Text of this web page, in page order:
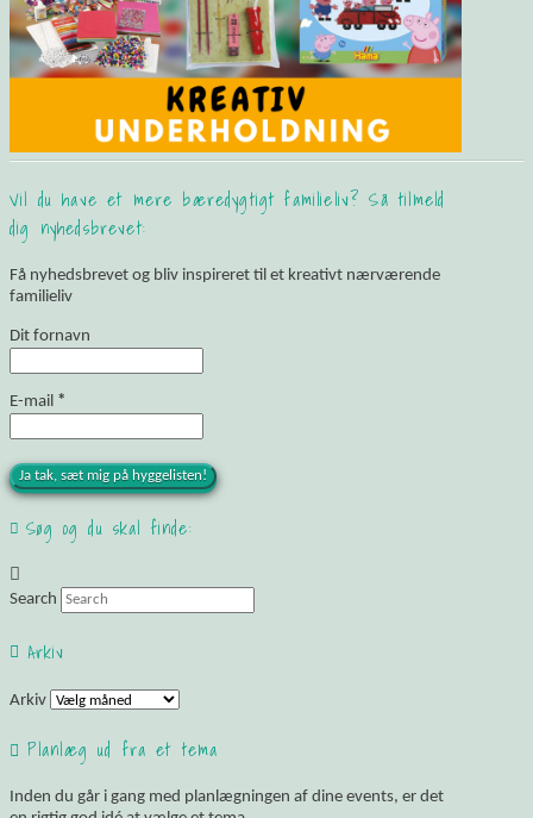
Vil du have et mere bæredygtigt familieliv? Så tilmeld
dig nyhedsbrevet:
Få nyhedsbrevet og bliv inspireret til et kreativt nærværende
familieliv
Dit fornavn
E-mail *
Søg og du skal finde:
Search
Arkiv
Arkiv
Planlæg ud fra et tema
Inden du går i gang med planlægningen af dine events, er det